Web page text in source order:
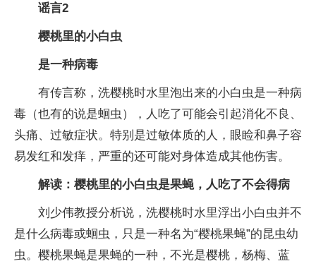
谣言2
樱桃里的小白虫
是一种病毒
有传言称，洗樱桃时水里泡出来的小白虫是一种病
毒（也有的说是蛔虫），人吃了可能会引起消化不良、
头痛、过敏症状。特别是过敏体质的人，眼睑和鼻子容
易发红和发痒，严重的还可能对身体造成其他伤害。
解读：樱桃里的小白虫是果蝇，人吃了不会得病
刘少伟教授分析说，洗樱桃时水里浮出小白虫并不
是什么病毒或蛔虫，只是一种名为“樱桃果蝇”的昆虫幼
虫。樱桃果蝇是果蝇的一种，不光是樱桃，杨梅、蓝